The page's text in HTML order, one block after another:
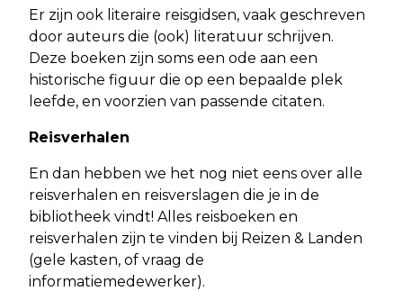
Er zijn ook literaire reisgidsen, vaak geschreven
door auteurs die (ook) literatuur schrijven.
Deze boeken zijn soms een ode aan een
historische figuur die op een bepaalde plek
leefde, en voorzien van passende citaten.
Reisverhalen
En dan hebben we het nog niet eens over alle
reisverhalen en reisverslagen die je in de
bibliotheek vindt! Alles reisboeken en
reisverhalen zijn te vinden bij Reizen & Landen
(gele kasten, of vraag de
informatiemedewerker).